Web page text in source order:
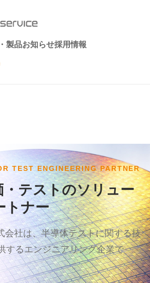
製品お知らせ採用情報
TEST ENGINEERING PARTNER
・テストのソリュー
トナー
会社は、半導体テストに関する技
するエンジニアリング企業で